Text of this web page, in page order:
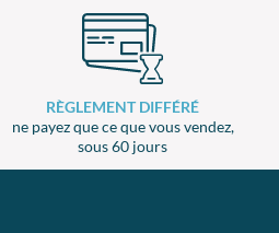
RÈGLEMENT DIFFÉRÉ
ne payez que ce que vous vendez,
sous 60 jours